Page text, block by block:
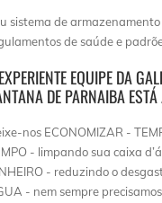
sistema de
de saúde e
EQUIPE DA
DE PARNAIBA
nos ECONOMIZAR -
- limpando sua caixa
- reduzindo o
- nem sempre